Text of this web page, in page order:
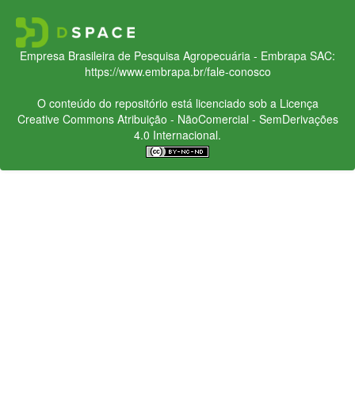
Empresa Brasileira de Pesquisa Agropecuária - Embrapa SAC:
https://www.embrapa.br/fale-conosco
O conteúdo do repositório está licenciado sob a Licença
Creative CommonsAtribuição - NãoComercial - SemDerivações
4.0 Internacional.